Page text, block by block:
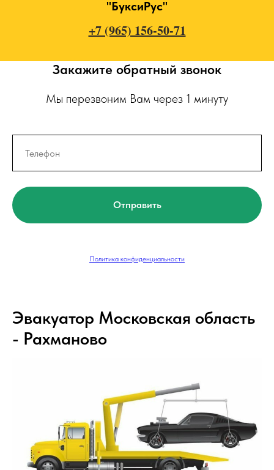
"БуксиРус"
+7 (965) 156-50-71
Закажите обратный звонок
Мы перезвоним Вам через 1 минуту
Отправить
Политика конфиденциальности
Эвакуатор Московская область
- Рахманово